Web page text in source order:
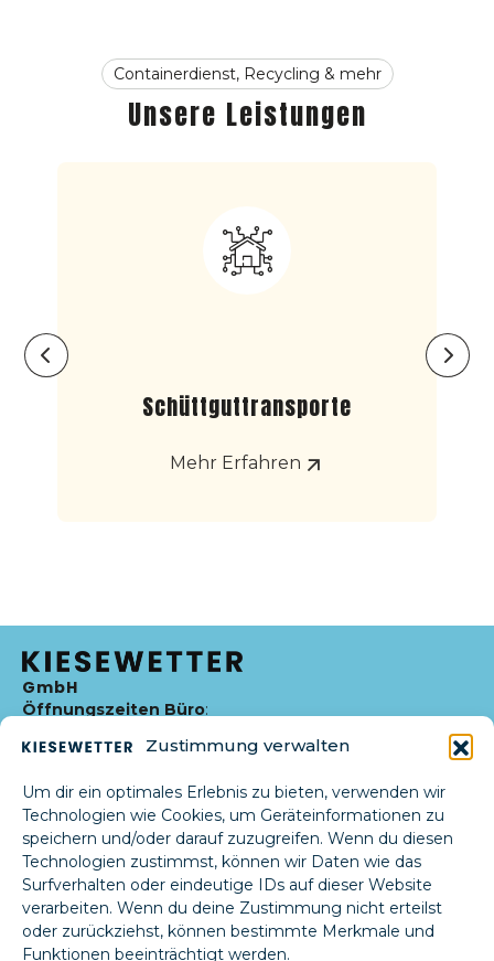
Zustimmung verwalten
Um dir ein optimales Erlebnis zu bieten, verwenden wir
Technologien wie Cookies, um Geräteinformationen zu
speichern und/oder darauf zuzugreifen. Wenn du diesen
Technologien zustimmst, können wir Daten wie das
Surfverhalten oder eindeutige IDs auf dieser Website
verarbeiten. Wenn du deine Zustimmung nicht erteilst
oder zurückziehst, können bestimmte Merkmale und
Funktionen beeinträchtigt werden.
Containerdienst, Recycling & mehr
Unsere Leistungen
Schüttguttransporte
Mehr Erfahren
GmbH
Öffnungszeiten Büro:
07:00 bis 16:45 Uhr Mo-Fr
Betriebszeiten Winter
(Oktober – März):
07:00 bis 16:00 Uhr Mo-Fr
Pausenzeiten: 09:00-
09:30; 12:00-12:30
Telefonnummer:
15859 Storkow
info@kiesewett
er-storkow.de
033678 72227